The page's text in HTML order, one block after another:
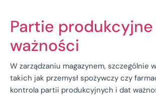
Partie
ważności
W zarządzaniu magazynem, szczególnie
takich jak przemysł spożywczy czy
kontrola partii produkcyjnych i dat